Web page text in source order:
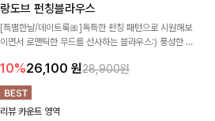
랑도브 펀칭블라우스
[특별한날/데이트룩🎀]독특한 펀칭 패턴으로 시원해보
이면서 로맨틱한 무드를 선사하는 블라우스:) 풍성한 퍼
10%26,100 원28,900원
리뷰 카운트 영역